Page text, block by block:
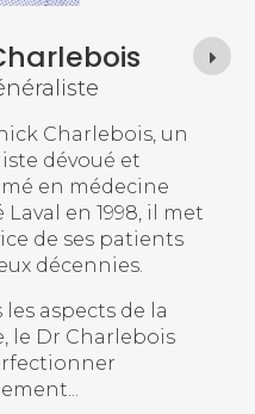
Paquet
Paquet, une
et attentive aux
Diplômée en
l’Université de
une solide
clinique.
un diplôme en
en sédation de
de Toulouse en